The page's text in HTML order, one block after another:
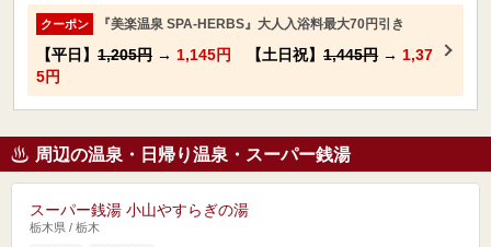
クーポン 『美楽温泉 SPA-HERBS』大人入浴料最大70円引き
【平日】 1,205円 → 1,145円 【土日祝】 1,445円 → 1,37
5円
周辺の温泉・日帰り温泉・スーパー銭湯
スーパー銭湯 小山やすらぎの湯
栃木県 / 栃木